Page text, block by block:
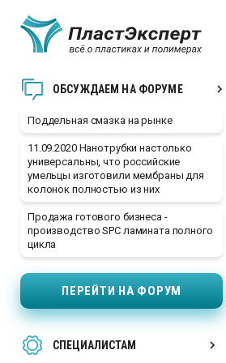
ОБСУЖДАЕМ НА ФОРУМЕ
Поддельная смазка на рынке
11.09.2020 Нанотрубки настолько
универсальны, что российские
умельцы изготовили мембраны для
колонок полностью из них
Продажа готового бизнеса -
производство SPC ламината полного
цикла
ПЕРЕЙТИ НА ФОРУМ
СПЕЦИАЛИСТАМ